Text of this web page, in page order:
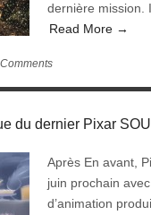
dernière mission.
Read More →
du dernier Pixar
Après En avant,
juin prochain
d’animation